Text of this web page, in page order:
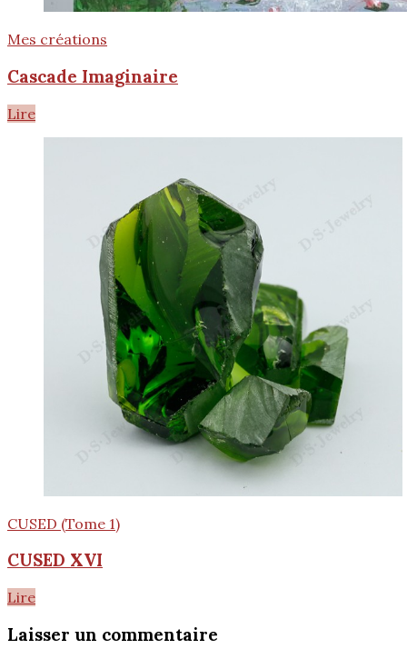
Mes créations
Cascade Imaginaire
Lire
CUSED (Tome 1)
CUSED XVI
Lire
Laisser un commentaire